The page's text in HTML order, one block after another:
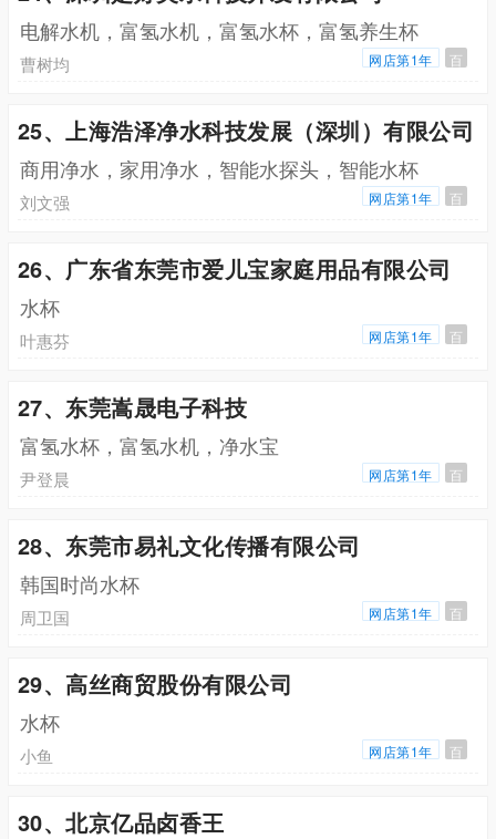
电解水机，富氢水机，富氢水杯，富氢养生杯
曹树均 网店第1年 百
25、上海浩泽净水科技发展（深圳）有限公司
商用净水，家用净水，智能水探头，智能水杯
刘文强 网店第1年 百
26、广东省东莞市爱儿宝家庭用品有限公司
水杯
叶惠芬 网店第1年 百
27、东莞嵩晟电子科技
富氢水杯，富氢水机，净水宝
尹登晨 网店第1年 百
28、东莞市易礼文化传播有限公司
韩国时尚水杯
周卫国 网店第1年 百
29、高丝商贸股份有限公司
水杯
小鱼 网店第1年 百
30、北京亿品卤香王